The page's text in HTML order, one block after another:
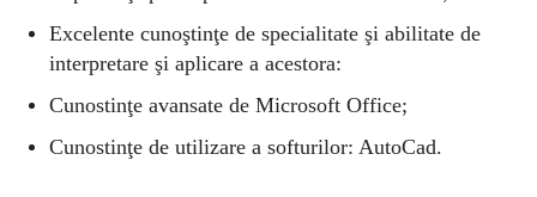
Excelente cunoştinţe de specialitate şi abilitate de
interpretare şi aplicare a acestora:
Cunostinţe avansate de Microsoft Office;
Cunostinţe de utilizare a softurilor: AutoCad.